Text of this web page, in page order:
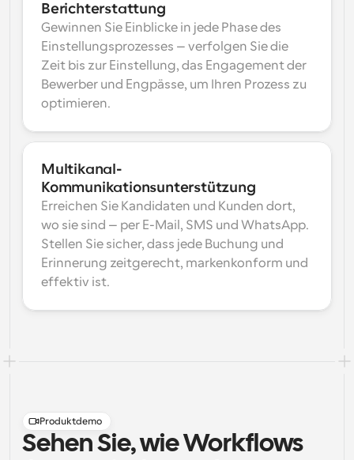
Berichterstattung
Gewinnen Sie Einblicke in jede Phase des
Einstellungsprozesses – verfolgen Sie die
Zeit bis zur Einstellung, das Engagement der
Bewerber und Engpässe, um Ihren Prozess zu
optimieren.
Multikanal-
Kommunikationsunterstützung
Erreichen Sie Kandidaten und Kunden dort,
wo sie sind – per E-Mail, SMS und WhatsApp.
Stellen Sie sicher, dass jede Buchung und
Erinnerung zeitgerecht, markenkonform und
effektiv ist.
Produktdemo
Sehen Sie, wie Workflows